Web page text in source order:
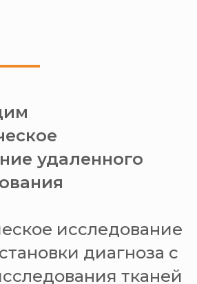
удаленного
исследование
диагноза с
тканей